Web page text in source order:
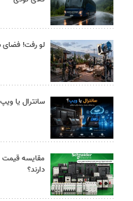
لو رفت! فضای
سانترال یا
مقایسه قیمت
دارند؟